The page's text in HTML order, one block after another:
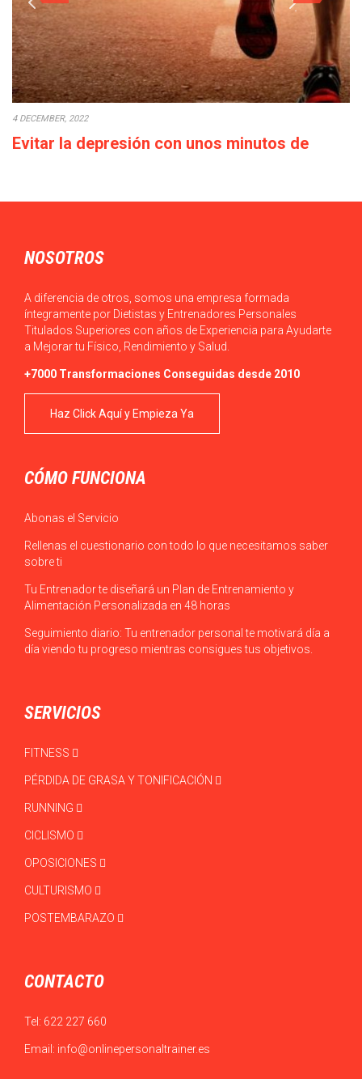
4 DECEMBER, 2022
Evitar la depresión con unos minutos de
NOSOTROS
A diferencia de otros, somos una empresa formada
íntegramente por Dietistas y Entrenadores Personales
Titulados Superiores con años de Experiencia para Ayudarte
a Mejorar tu Físico, Rendimiento y Salud.
+7000 Transformaciones Conseguidas desde 2010
Haz Click Aquí y Empieza Ya
CÓMO FUNCIONA
Abonas el Servicio
Rellenas el cuestionario con todo lo que necesitamos saber
sobre ti
Tu Entrenador te diseñará un Plan de Entrenamiento y
Alimentación Personalizada en 48 horas
Seguimiento diario: Tu entrenador personal te motivará día a
día viendo tu progreso mientras consigues tus objetivos.
SERVICIOS
FITNESS
PÉRDIDA DE GRASA Y TONIFICACIÓN
RUNNING
CICLISMO
OPOSICIONES
CULTURISMO
POSTEMBARAZO
CONTACTO
Tel: 622 227 660
Email: info@onlinepersonaltrainer.es